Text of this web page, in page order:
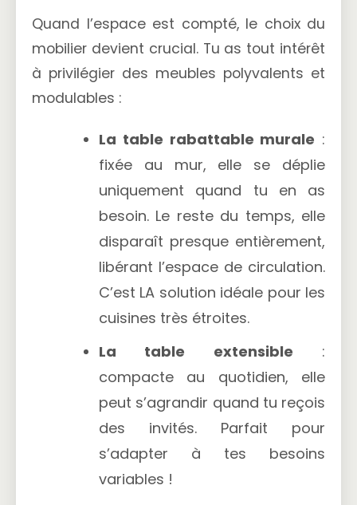
Quand l’espace est compté, le choix du
mobilier devient crucial. Tu as tout intérêt
à privilégier des meubles polyvalents et
modulables :
La table rabattable murale :
fixée au mur, elle se déplie
uniquement quand tu en as
besoin. Le reste du temps, elle
disparaît presque entièrement,
libérant l’espace de circulation.
C’est LA solution idéale pour les
cuisines très étroites.
La table extensible :
compacte au quotidien, elle
peut s’agrandir quand tu reçois
des invités. Parfait pour
s’adapter à tes besoins
variables !